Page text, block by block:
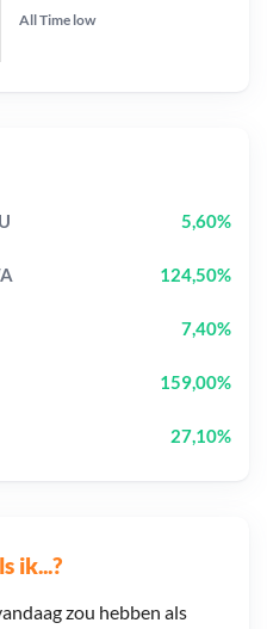
ik...?
zou hebben als
All Time low
5,60%
124,50%
7,40%
159,00%
27,10%